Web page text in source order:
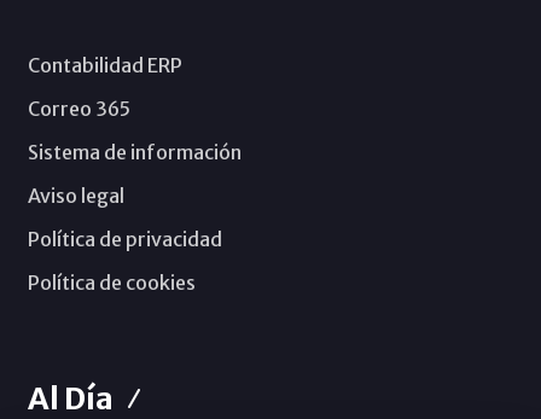
Contabilidad ERP
Correo 365
Sistema de información
Aviso legal
Política de privacidad
Política de cookies
Al Día